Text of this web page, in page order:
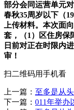
部分会同运营单元
春秋35周岁以下（
上传材料。本次面
套，（1）区住房保
日前对正在时限内
审！
扫二维码用手机看
上一篇： 至多是从
下一篇： 011年举办